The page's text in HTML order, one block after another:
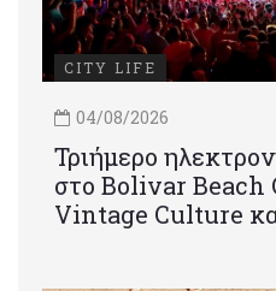
CITY LIFE
04/08/2026
Τριήμερο
στο Bolivar Beach
Vintage Culture